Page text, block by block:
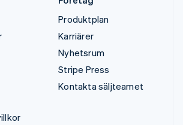
Produktplan
Karriärer
Nyhetsrum
Stripe Press
Kontakta säljteamet